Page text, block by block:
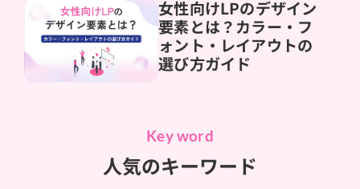
女性向けLPのデザイン
要素とは？カラー・フ
ォント・レイアウトの
選び方ガイド
Key word
人気のキーワード